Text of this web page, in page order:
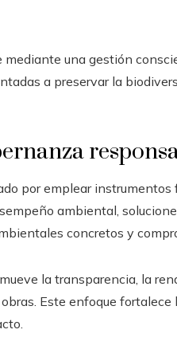
una gestión
a preservar la
por emplear
ambiental,
concretos y
la transparencia, la
Este enfoque fortalece